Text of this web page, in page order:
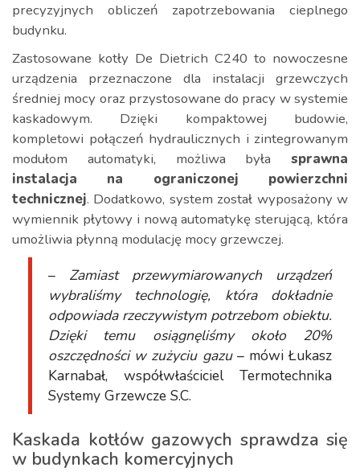
precyzyjnych obliczeń zapotrzebowania cieplnego
budynku.
Zastosowane kotły De Dietrich C240 to nowoczesne
urządzenia przeznaczone dla instalacji grzewczych
średniej mocy oraz przystosowane do pracy w systemie
kaskadowym. Dzięki kompaktowej budowie,
kompletowi połączeń hydraulicznych i zintegrowanym
modułom automatyki, możliwa była sprawna
instalacja na ograniczonej powierzchni
technicznej. Dodatkowo, system został wyposażony w
wymiennik płytowy i nową automatykę sterującą, która
umożliwia płynną modulację mocy grzewczej.
– Zamiast przewymiarowanych urządzeń
wybraliśmy technologię, która dokładnie
odpowiada rzeczywistym potrzebom obiektu.
Dzięki temu osiągnęliśmy około 20%
oszczędności w zużyciu gazu– mówi Łukasz
Karnabał, współwłaściciel Termotechnika
Systemy Grzewcze S.C.
Kaskada kotłów gazowych sprawdza się
w budynkach komercyjnych